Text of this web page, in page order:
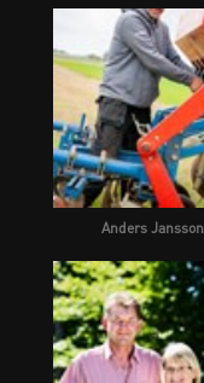
Anders Jansson